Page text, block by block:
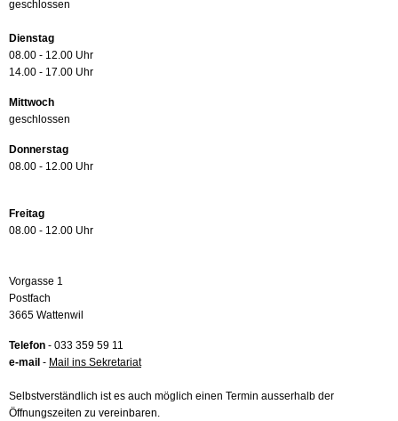
geschlossen
Dienstag
08.00 - 12.00 Uhr
14.00 - 17.00 Uhr
Mittwoch
geschlossen
Donnerstag
08.00 - 12.00 Uhr
Freitag
08.00 - 12.00 Uhr
Vorgasse 1
Postfach
3665 Wattenwil
Telefon - 033 359 59 11
e-mail - Mail ins Sekretariat
Selbstverständlich ist es auch möglich einen Termin ausserhalb der
Öffnungszeiten zu vereinbaren.